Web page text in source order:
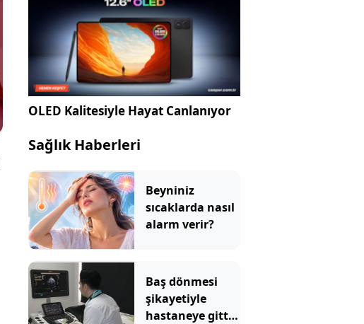
OLED Kalitesiyle Hayat Canlanıyor
Sağlık Haberleri
Beyniniz
sıcaklarda nasıl
alarm verir?
Baş dönmesi
şikayetiyle
hastaneye gitti: